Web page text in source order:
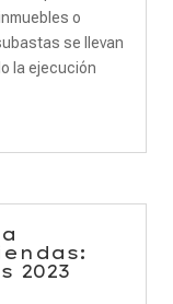
o
se llevan
la ejecución
2023